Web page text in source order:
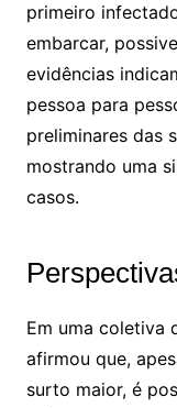
primeiro
embarcar,
evidências
pessoa para
preliminares das
mostrando uma
casos.
Em uma coletiva
afirmou que,
surto maior, é